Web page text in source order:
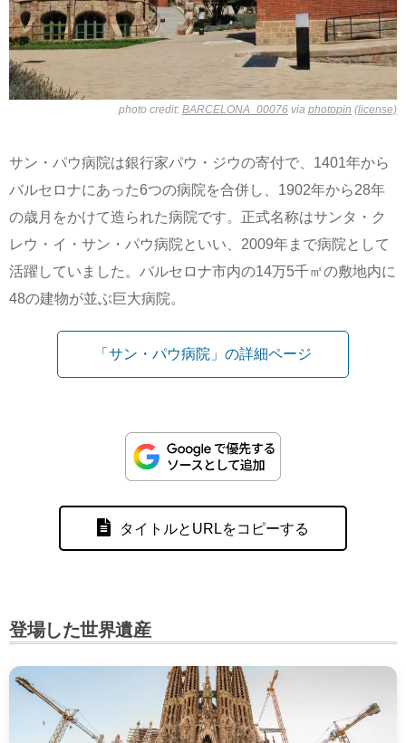
photo credit: BARCELONA_00076 via photopin (license)
サン・パウ病院は銀行家パウ・ジウの寄付で、1401年から
バルセロナにあった6つの病院を合併し、1902年から28年
の歳月をかけて造られた病院です。正式名称はサンタ・ク
レウ・イ・サン・パウ病院といい、2009年まで病院として
活躍していました。バルセロナ市内の14万5千㎡の敷地内に
48の建物が並ぶ巨大病院。
「サン・パウ病院」の詳細ページ
タイトルとURLをコピーする
登場した世界遺産